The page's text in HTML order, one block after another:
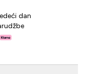
dan